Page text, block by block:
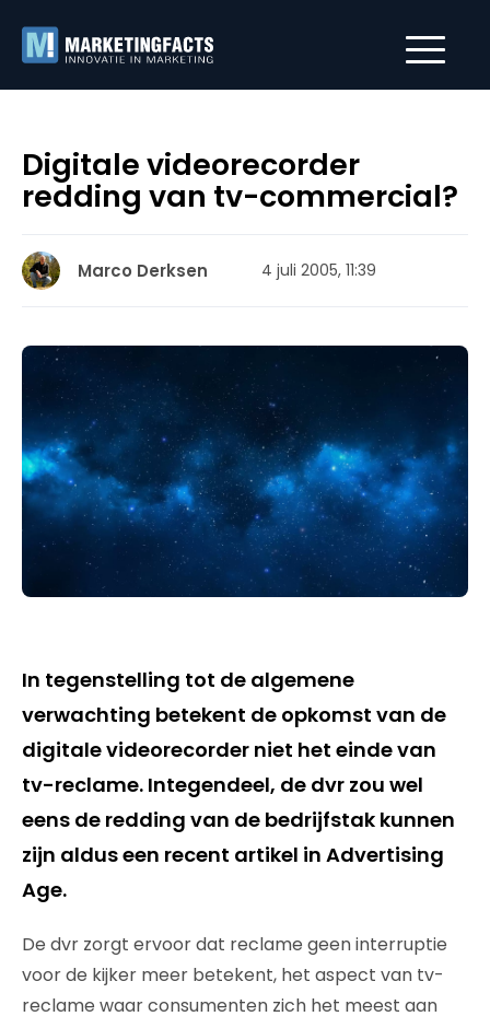
Digitale videorecorder
redding van tv-commercial?
Marco Derksen 4 juli 2005, 11:39
In tegenstelling tot de algemene
verwachting betekent de opkomst van de
digitale videorecorder niet het einde van
tv-reclame. Integendeel, de dvr zou wel
eens de redding van de bedrijfstak kunnen
zijn aldus een recent artikel in Advertising
Age.
De dvr zorgt ervoor dat reclame geen interruptie
voor de kijker meer betekent, het aspect van tv-
reclame waar consumenten zich het meest aan